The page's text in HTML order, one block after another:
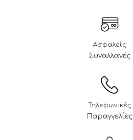
Ασφαλείς
Συναλλαγές
Τηλεφωνικές
Παραγγελίες